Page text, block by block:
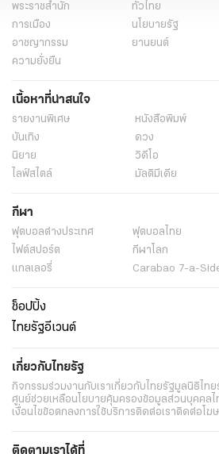
พระราชสำนัก ทั่วไทย
การเมือง
นโยบายรัฐ
อาชญากรรม
ยานยนต์
ความยั่งยืน
เนื้อหาที่น่าสนใจ
รายงานพิเศษ หนังสือพิมพ์
บันเทิง
ดวง
นิยาย
วิดีโอ
ไลฟ์สไตล์
มัลติมีเดีย
กีฬา
ฟุตบอลต่่างประเทศ ฟุตบอลไทย
ไฟต์สปอร์ต
กีฬาโลก
แกลเลอรี่
Carabao 7-a-
ช็อปปิ้ง
ไทยรัฐอีเวนต์
เกี่ยวกับไทยรัฐ
กิจกรรมร่วมงานกับเราเกี่ยวกับไทยรัฐมูลนิธิไทย
ศูนย์ช่วยเหลือนโยบายคุ้มครองข้อมูลส่วนบุคคลไ
เงื่อนไขข้อตกลงการใช้บริการติดต่อเราติดต่อโฆ
ติดตามเราได้ที่